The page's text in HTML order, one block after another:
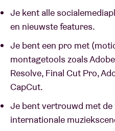
Je kent alle
en nieuwste features.
Je bent een pro met
montagetools zoals
Resolve, Final Cut Pro,
CapCut.
Je bent vertrouwd met de
internationale